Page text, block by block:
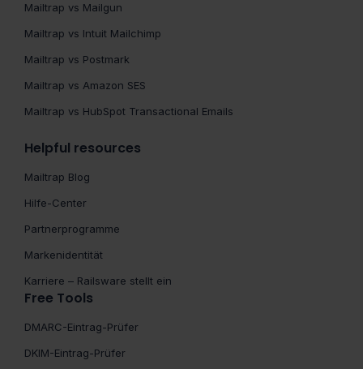
Mailtrap vs Mailgun
Mailtrap vs Intuit Mailchimp
Mailtrap vs Postmark
Mailtrap vs Amazon SES
Mailtrap vs HubSpot Transactional Emails
Helpful resources
Mailtrap Blog
Hilfe-Center
Partnerprogramme
Markenidentität
Karriere – Railsware stellt ein
Free Tools
DMARC-Eintrag-Prüfer
DKIM-Eintrag-Prüfer